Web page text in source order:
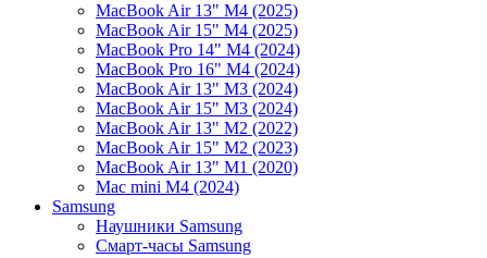
MacBook Air 13" M4 (2025)
MacBook Air 15" M4 (2025)
MacBook Pro 14" M4 (2024)
MacBook Pro 16" M4 (2024)
MacBook Air 13" M3 (2024)
MacBook Air 15" M3 (2024)
MacBook Air 13" M2 (2022)
MacBook Air 15" M2 (2023)
MacBook Air 13" M1 (2020)
Mac mini M4 (2024)
Samsung
Наушники Samsung
Смарт-часы Samsung